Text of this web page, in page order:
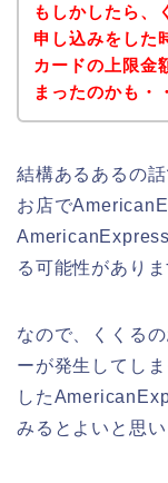
もしかしたら、
申し込みをし
カードの上限金
まったのかも・
結構あるあるの
お店で
る可能性がありま
なので、くくる
ーが発生してし
した
みるとよいと思